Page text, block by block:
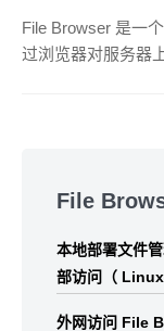
File Browser 是一
过浏览器对服务器
File
本地部署文件
部访问（ Linux
外网访问 File